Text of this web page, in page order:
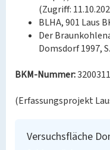
(Zugriff:
BLHA, 901 Laus
Der
Domsdorf 1997,
BKM-Nummer:
(Erfassungsprojekt
Versuchsfläche